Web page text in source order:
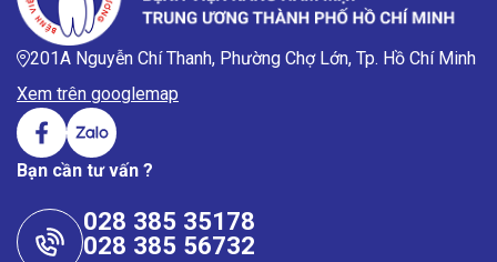
201A Nguyễn Chí Thanh, Phường Chợ Lớn, Tp. Hồ Chí Minh
Xem trên googlemap
Bạn cần tư vấn ?
028 385 35178
028 385 56732